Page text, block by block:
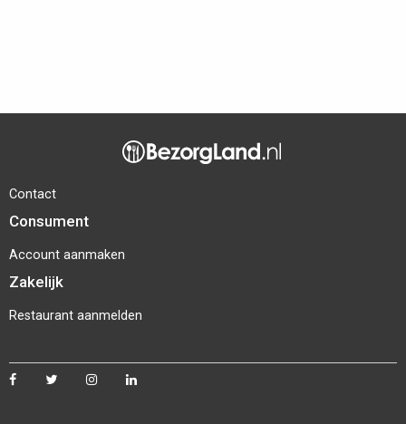
Contact
Consument
Account aanmaken
Zakelijk
Restaurant aanmelden